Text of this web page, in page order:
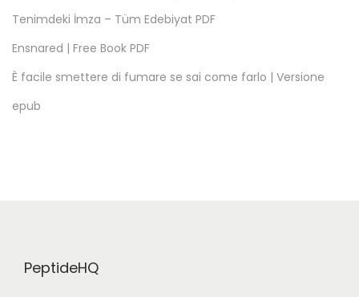
ă
:
T
Tenimdeki İmza – Tüm Edebiyat PDF
Ensnared | Free Book PDF
È facile smettere di fumare se sai come farlo | Versione
epub
PeptideHQ